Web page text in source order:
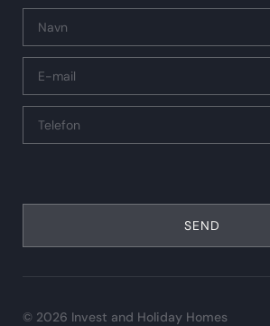
SEND
© 2026 Invest and Holiday Homes